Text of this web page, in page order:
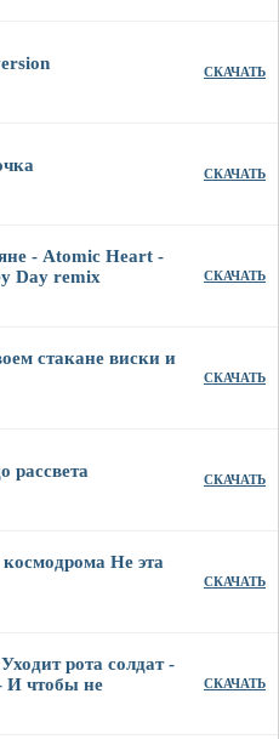
СКАЧАТЬ
СКАЧАТЬ
- Atomic Heart -
Day remix
СКАЧАТЬ
стакане виски и
СКАЧАТЬ
рассвета СКАЧАТЬ
Не эта
СКАЧАТЬ
рота солдат -
И чтобы не
СКАЧАТЬ